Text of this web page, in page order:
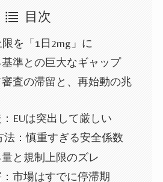
目次
を「1日2mg」に
準との巨大なギャップ
査の滞留と、再始動の兆
EUは突出して厳しい
法：慎重すぎる安全係数
と規制上限のズレ
市場はすでに停滞期